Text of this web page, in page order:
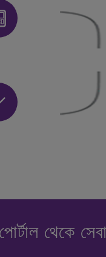
পোর্টাল থেকে